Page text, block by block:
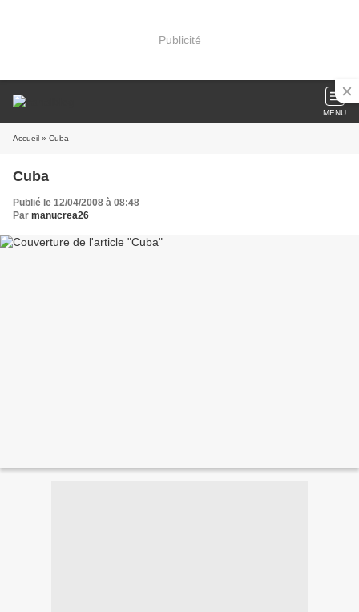
Publicité
MENU
Accueil » Cuba
Cuba
Publié le 12/04/2008 à 08:48
Par manucrea26